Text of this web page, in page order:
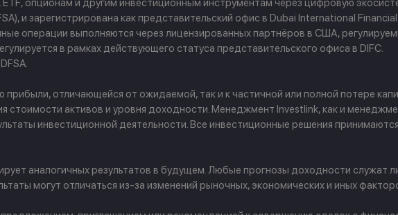
опционам и другим инвестиционным инструментам через цифровую
и зарегистрирована как представительский офис в Dubai International Financial
операции выполняются через лицензированных партнёров в США,
в рамках действующего статуса представительского офиса в DIFC.
отличающейся от ожидаемой, так и к частичной или полной потере
активов и уровня доходности. Менеджмент Investlink, как и
инвестиционной деятельности. Все инвестиционные решения
аналогичных результатов в будущем. Любые прогнозы доходности служат
могут отличаться из-за изменений рыночных, экономических и иных